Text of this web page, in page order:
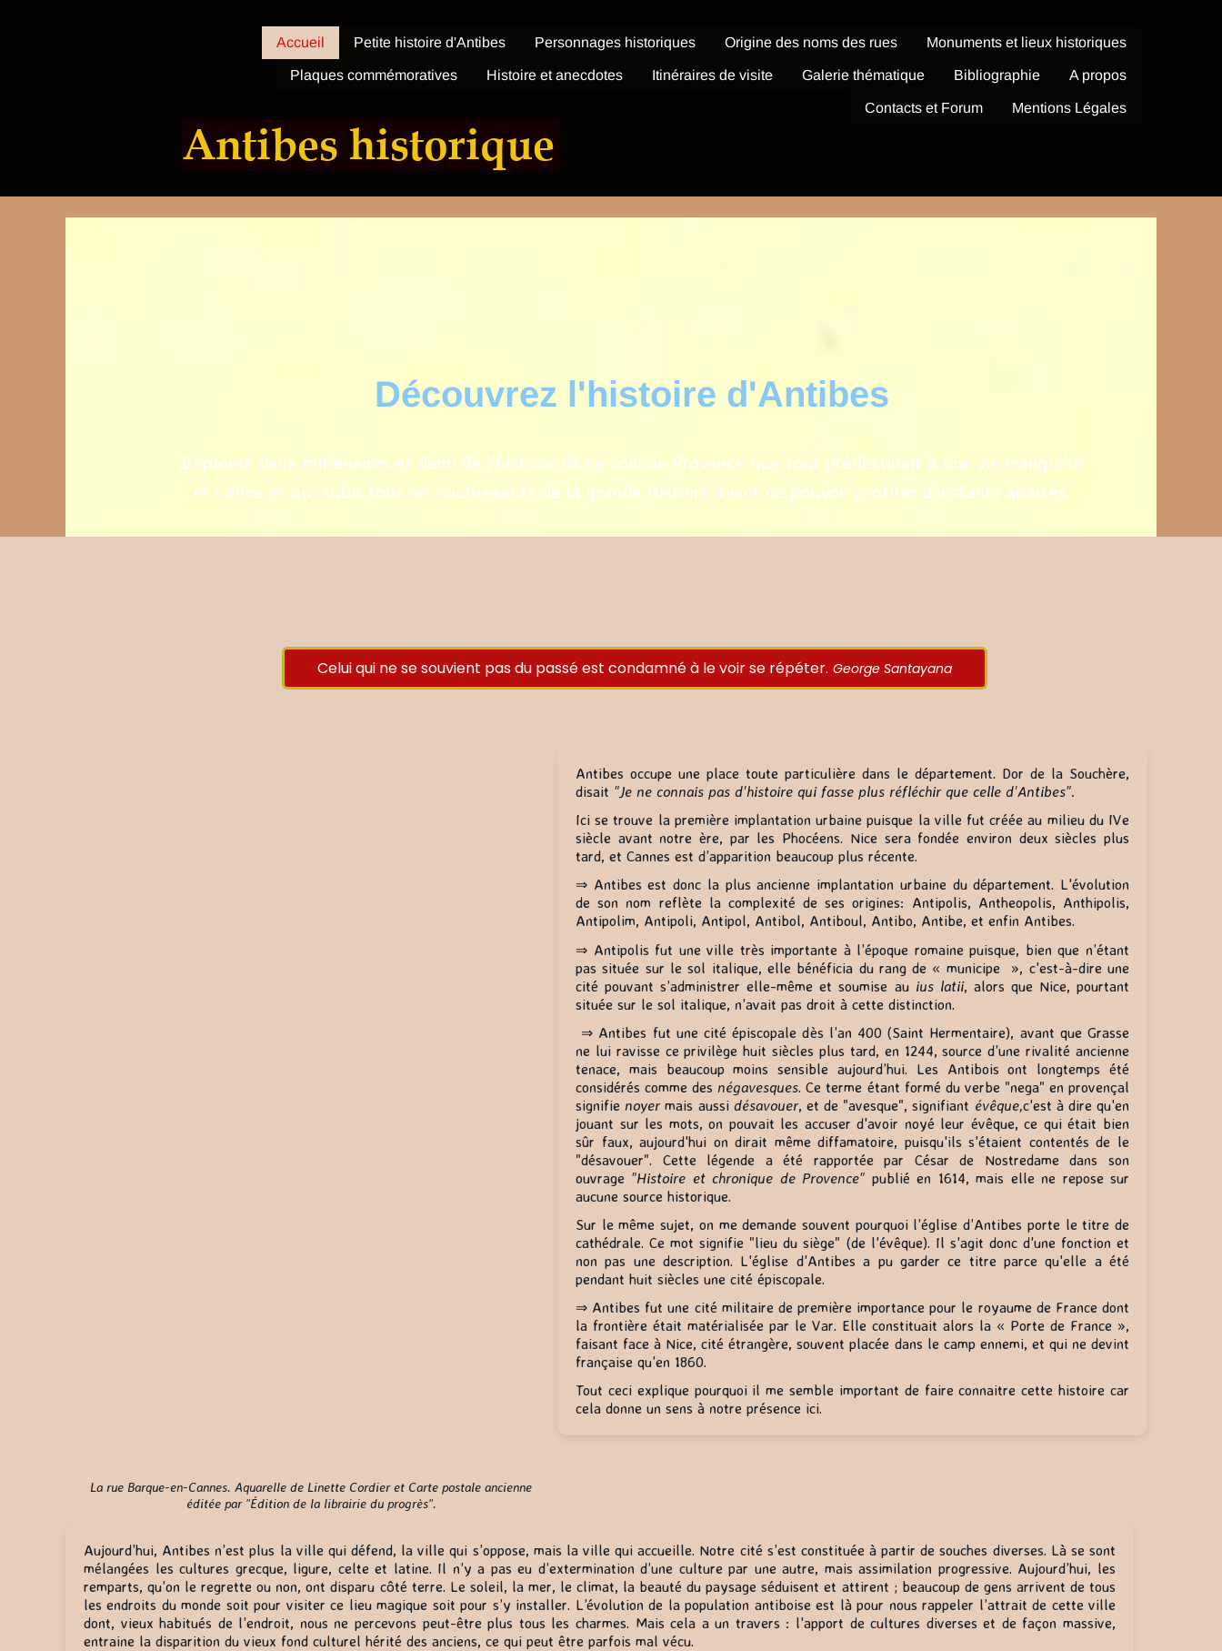
Antibes historique
Accueil Petite histoire d'Antibes Personnages historiques Origine des noms des rues Monuments et lieux historiques
Plaques commémoratives Histoire et anecdotes Itinéraires de visite Galerie thématique Bibliographie A propos
Contacts et Forum Mentions Légales
Découvrez l'histoire d'Antibes
Explorez deux millénaires et demi de l'histoire de ce coin de Provence que tout prédestinait à une vie tranquille
et calme et qui subit tous les soubresauts de la grande Histoire avant de pouvoir profiter d'instants apaisés.
Celui qui ne se souvient pas du passé est condamné à le voir se répéter. George Santayana
Antibes occupe une place toute particulière dans le département. Dor de la Souchère,
disait "Je ne connais pas d'histoire qui fasse plus réfléchir que celle d'Antibes".
Ici se trouve la première implantation urbaine puisque la ville fut créée au milieu du IVe
siècle avant notre ère, par les Phocéens. Nice sera fondée environ deux siècles plus
tard, et Cannes est d’apparition beaucoup plus récente.
⇒ Antibes est donc la plus ancienne implantation urbaine du département. L'évolution
de son nom reflète la complexité de ses origines: Antipolis, Antheopolis, Anthipolis,
Antipolim, Antipoli, Antipol, Antibol, Antiboul, Antibo, Antibe, et enfin Antibes.
⇒ Antipolis fut une ville très importante à l’époque romaine puisque, bien que n’étant
pas située sur le sol italique, elle bénéficia du rang de « municipe », c'est-à-dire une
cité pouvant s’administrer elle-même et soumise auius latii, alors que Nice, pourtant
située sur le sol italique, n’avait pas droit à cette distinction.
⇒ Antibes fut une cité épiscopale dès l’an 400 (Saint Hermentaire), avant que Grasse
ne lui ravisse ce privilège huit siècles plus tard, en 1244, source d’une rivalité ancienne
tenace, mais beaucoup moins sensible aujourd’hui. Les Antibois ont longtemps été
considérés comme des négavesques. Ce terme étant formé du verbe "nega" en provençal
signifie noyermais aussi désavouer, et de "avesque", signifiant évêque,c'est à dire qu'en
jouant sur les mots, on pouvait les accuser d'avoir noyé leur évêque, ce qui était bien
sûr faux, aujourd'hui on dirait même diffamatoire, puisqu'ils s'étaient contentés de le
"désavouer". Cette légende a été rapportée par César de Nostredame dans son
ouvrage "Histoire et chronique de Provence" publié en 1614, mais elle ne repose sur
aucune source historique.
Sur le même sujet, on me demande souvent pourquoi l’église d’Antibes porte le titre de
cathédrale. Ce mot signifie "lieu du siège" (de l'évêque). Il s'agit donc d'une fonction et
non pas une description. L'église d'Antibes a pu garder ce titre parce qu'elle a été
pendant huit siècles une cité épiscopale.
⇒ Antibes fut une cité militaire de première importance pour le royaume de France dont
la frontière était matérialisée par le Var. Elle constituait alors la « Porte de France »,
faisant face à Nice, cité étrangère, souvent placée dans le camp ennemi, et qui ne devint
française qu’en 1860.
Tout ceci explique pourquoi il me semble important de faire connaitre cette histoire car
cela donne un sens à notre présence ici.
La rue Barque-en-Cannes. Aquarelle de Linette Cordier et Carte postale ancienne
éditée par "Édition de la librairie du progrès".
Aujourd’hui, Antibes n’est plus la ville qui défend, la ville qui s’oppose, mais la ville qui accueille. Notre cité s’est constituée à partir de souches diverses. Là se sont
mélangées les cultures grecque, ligure, celte et latine. Il n’y a pas eu d’extermination d’une culture par une autre, mais assimilation progressive. Aujourd’hui, les
remparts, qu’on le regrette ou non, ont disparu côté terre. Le soleil, la mer, le climat, la beauté du paysage séduisent et attirent ; beaucoup de gens arrivent de tous
les endroits du monde soit pour visiter ce lieu magique soit pour s’y installer. L’évolution de la population antiboise est là pour nous rappeler l’attrait de cette ville
dont, vieux habitués de l’endroit, nous ne percevons peut-être plus tous les charmes. Mais cela a un travers : l'apport de cultures diverses et de façon massive,
entraine la disparition du vieux fond culturel hérité des anciens, ce qui peut être parfois mal vécu.